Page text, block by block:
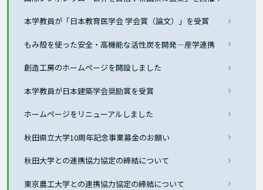
本学教員が「日本教育医学会 学会賞（論文）」を受賞
もみ殻を使った安全・高機能な活性炭を開発―産学連携
創造工房のホームページを開設しました
本学教員が日本建築学会奨励賞を受賞
ホームページをリニューアルしました
秋田県立大学10周年記念事業募金のお願い
秋田大学との連携協力協定の締結について
東京農工大学との連携協力協定の締結について